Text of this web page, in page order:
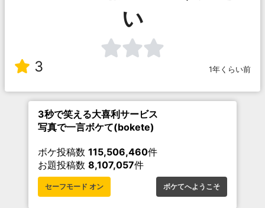
い
3 1年くらい前
3秒で笑える大喜利サービス
写真で一言ボケて(bokete)
ボケ投稿数 115,506,460件
お題投稿数 8,107,057件
セーフモード オン ボケてへようこそ